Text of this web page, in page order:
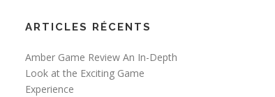
ARTICLES RÉCENTS
Amber Game Review An In-Depth
Look at the Exciting Game
Experience